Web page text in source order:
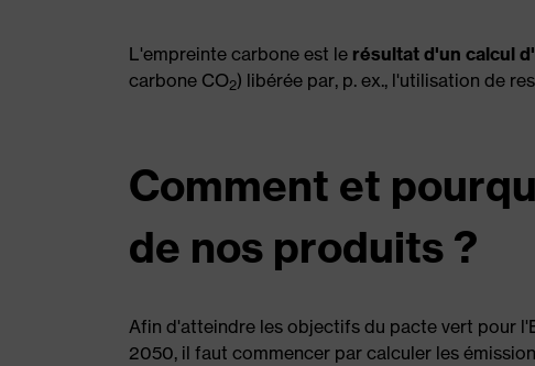
L'empreinte carbone est le résultat d'un calcul
carbone CO2) libérée par, p. ex., l'utilisation de
Comment et
de nos produits ?
Afin d'atteindre les objectifs du pacte vert pour
2050, il faut commencer par calculer les